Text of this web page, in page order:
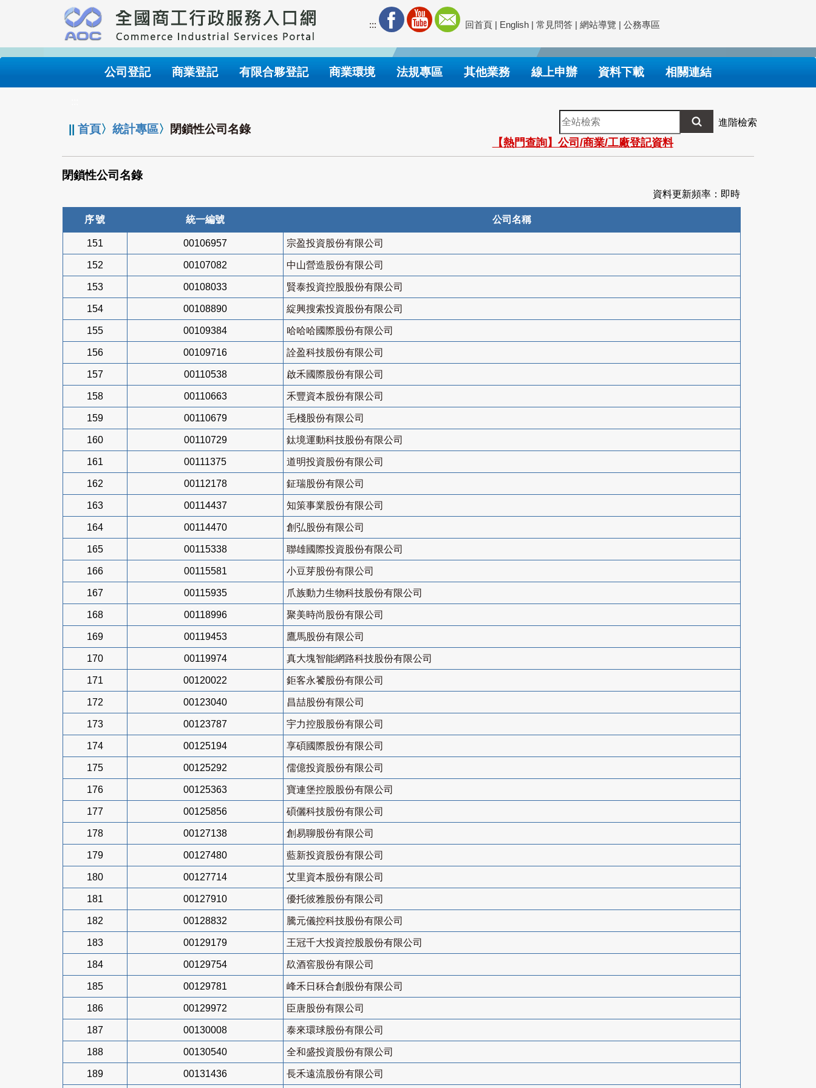
要
內
::: 回首頁 | English | 常見問答 | 網站導覽 | 公務專區
公司登記 商業登記 有限合夥登記 商業環境 法規專區 其他業務 線上申辦 資料下載 相關連結
||首頁〉統計專區〉 閉鎖性公司名錄
全
站
檢
索
進階檢索
【熱門查詢】公司/商業/工廠登記資料
閉鎖性公司名錄
資料更新頻率：即時
序號 統一編號 公司名稱
151 00106957 宗盈投資股份有限公司
152 00107082 中山營造股份有限公司
153 00108033 賢泰投資控股股份有限公司
154 00108890 綻興搜索投資股份有限公司
155 00109384 哈哈哈國際股份有限公司
156 00109716 詮盈科技股份有限公司
157 00110538 啟禾國際股份有限公司
158 00110663 禾豐資本股份有限公司
159 00110679 毛棧股份有限公司
160 00110729 鈦境運動科技股份有限公司
161 00111375 道明投資股份有限公司
162 00112178 鉦瑞股份有限公司
163 00114437 知策事業股份有限公司
164 00114470 創弘股份有限公司
165 00115338 聯雄國際投資股份有限公司
166 00115581 小豆芽股份有限公司
167 00115935 爪族動力生物科技股份有限公司
168 00118996 聚美時尚股份有限公司
169 00119453 鷹馬股份有限公司
170 00119974 真大塊智能網路科技股份有限公司
171 00120022 鉅客永饕股份有限公司
172 00123040 昌喆股份有限公司
173 00123787 宇力控股股份有限公司
174 00125194 享碩國際股份有限公司
175 00125292 儒億投資股份有限公司
176 00125363 寶連堡控股股份有限公司
177 00125856 碩儷科技股份有限公司
178 00127138 創易聊股份有限公司
179 00127480 藍新投資股份有限公司
180 00127714 艾里資本股份有限公司
181 00127910 優托彼雅股份有限公司
182 00128832 騰元儀控科技股份有限公司
183 00129179 王冠千大投資控股股份有限公司
184 00129754 镹酒窖股份有限公司
185 00129781 峰禾日秝合創股份有限公司
186 00129972 臣唐股份有限公司
187 00130008 泰來環球股份有限公司
188 00130540 全和盛投資股份有限公司
189 00131436 長禾遠流股份有限公司